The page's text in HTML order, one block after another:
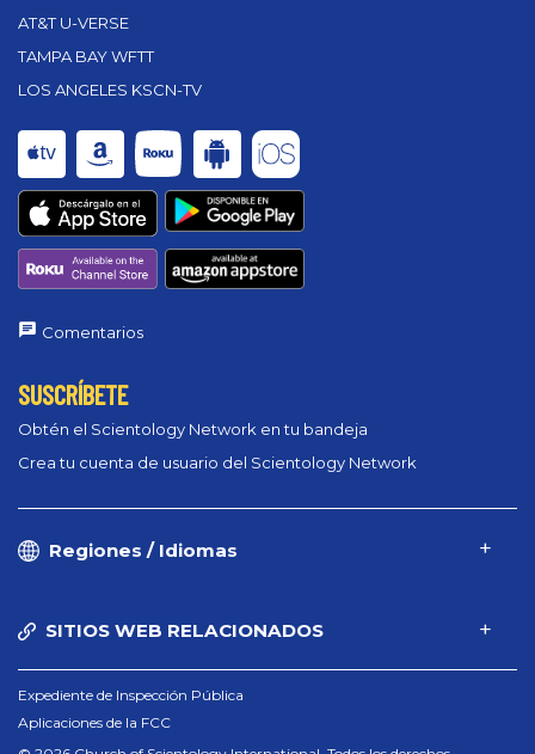
AT&T U-VERSE
TAMPA BAY WFTT
LOS ANGELES KSCN-TV
Comentarios
SUSCRÍBETE
Obtén el Scientology Network en tu bandeja
Crea tu cuenta de usuario del Scientology Network
Regiones / Idiomas
SITIOS WEB RELACIONADOS
Expediente de Inspección Pública
Aplicaciones de la FCC